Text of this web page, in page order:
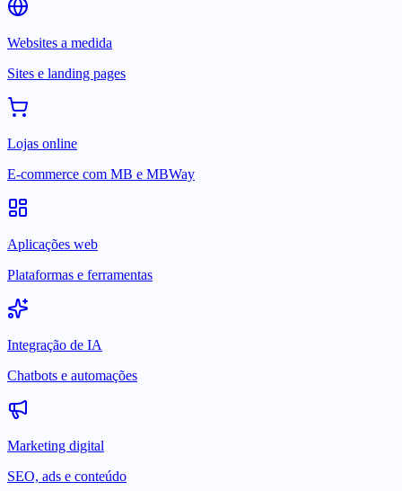
Websites a medida
Sites e landing pages
Lojas online
E-commerce com MB e MBWay
Aplicações web
Plataformas e ferramentas
Integração de IA
Chatbots e automações
Marketing digital
SEO, ads e conteúdo